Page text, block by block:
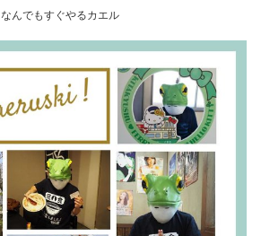
なんでもすぐやるカエル